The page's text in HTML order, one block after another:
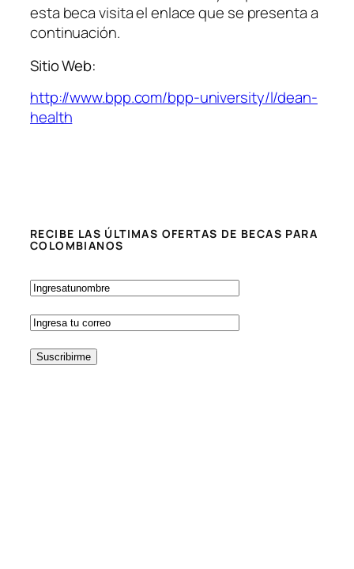
esta beca visita el enlace que se presenta a
continuación.
Sitio Web:
http://www.bpp.com/bpp-university/l/dean-
health
RECIBE LAS ÚLTIMAS OFERTAS DE BECAS PARA
COLOMBIANOS